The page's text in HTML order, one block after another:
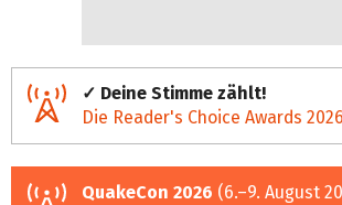
✓ Deine Stimme zählt!
Die Reader's Choice Awards 2026
QuakeCon 2026 (6.–9. August